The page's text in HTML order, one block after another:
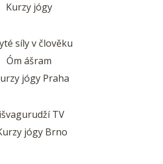
Kurzy jógy
síly v člověku
Óm ášram
jógy Praha
TV
jógy Brno